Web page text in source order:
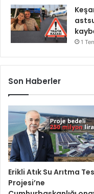
1
Son Haberler
Erikli Atık Su Arıtma
Projesi’ne